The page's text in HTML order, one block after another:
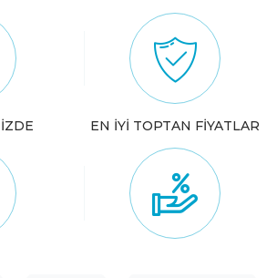
EN İYİ TOPTAN FİYATLAR